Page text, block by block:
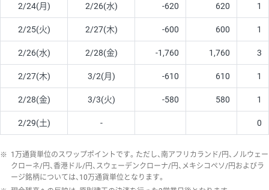
2/24(月) 2/26(水) -620 620 1
2/25(火) 2/27(木) -600 600 1
2/26(水) 2/28(金) -1,760 1,760 3
2/27(木) 3/2(月) -610 610 1
2/28(金) 3/3(火) -580 580 1
2/29(土) - 0
※ 1万通貨単位のスワップポイントです。ただし、南アフリカランド/円、ノルウェー
クローネ/円、香港ドル/円、スウェーデンクローナ/円、メキシコペソ/円およびラ
ージ銘柄については、10万通貨単位となります。